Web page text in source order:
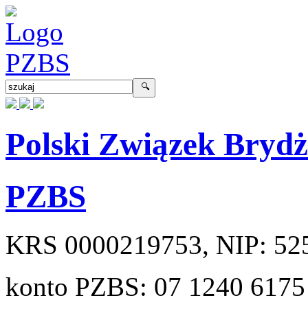
Polski Związek
PZBS
KRS 0000219753, NIP:
konto PZBS: 07 1240